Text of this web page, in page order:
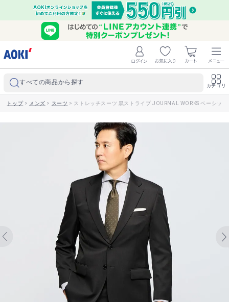
すべての商品から探す カテゴリ
トップ> メンズ > スーツ > ストレッチスーツ 黒ストライプ JOURNAL WORKS ベーシック